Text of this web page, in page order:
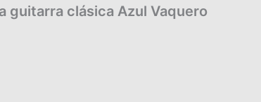
guitarra clásica Azul Vaquero